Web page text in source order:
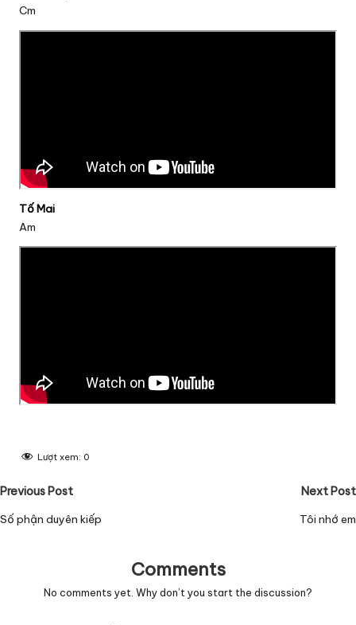
Cm
Tố Mai
Am
Lượt xem: 0
Post
navigation
Previous Post
Số phận duyên kiếp
Next Post
Tôi nhớ em
Comments
No comments yet. Why don’t you start the discussion?